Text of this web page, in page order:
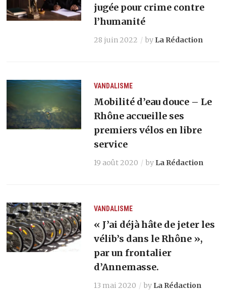
jugée pour crime contre
l’humanité
28 juin 2022 by La Rédaction
VANDALISME
Mobilité d’eau douce – Le
Rhône accueille ses
premiers vélos en libre
service
19 août 2020 by La Rédaction
VANDALISME
« J’ai déjà hâte de jeter les
vélib’s dans le Rhône »,
par un frontalier
d’Annemasse.
13 mai 2020 by La Rédaction